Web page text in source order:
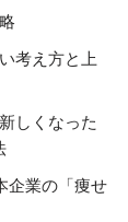
考え方と上
しくなった
企業の「痩せ